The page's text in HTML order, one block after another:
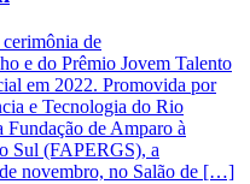
de
e do Prêmio Jovem Talento
em 2022. Promovida por
e Tecnologia do Rio
de Amparo à
Sul (FAPERGS), a
novembro, no Salão de […]